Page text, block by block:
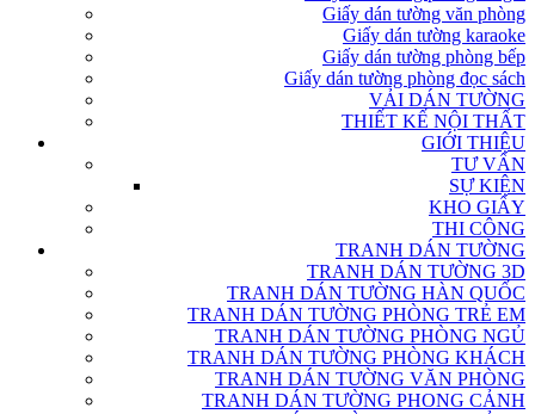
Giấy dán tường văn phòng
Giấy dán tường karaoke
Giấy dán tường phòng bếp
Giấy dán tường phòng đọc sách
VẢI DÁN TƯỜNG
THIẾT KẾ NỘI THẤT
GIỚI THIỆU
TƯ VẤN
SỰ KIỆN
KHO GIẤY
THI CÔNG
TRANH DÁN TƯỜNG
TRANH DÁN TƯỜNG 3D
TRANH DÁN TƯỜNG HÀN QUỐC
TRANH DÁN TƯỜNG PHÒNG TRẺ EM
TRANH DÁN TƯỜNG PHÒNG NGỦ
TRANH DÁN TƯỜNG PHÒNG KHÁCH
TRANH DÁN TƯỜNG VĂN PHÒNG
TRANH DÁN TƯỜNG PHONG CẢNH